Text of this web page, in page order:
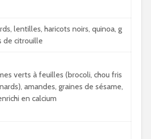
lentilles, haricots noirs, quinoa, g
de citrouille
verts à feuilles (brocoli, chou fris
amandes, graines de sésame,
en calcium